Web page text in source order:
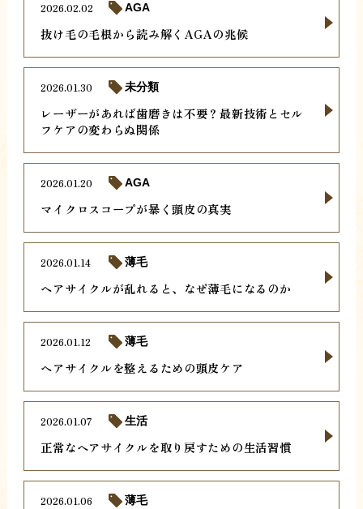
抜け毛の毛根から読み解くAGAの兆候
2026.02.02 AGA
レーザーがあれば歯磨きは不要？最新技術とセル
フケアの変わらぬ関係
2026.01.30 未分類
マイクロスコープが暴く頭皮の真実
2026.01.20 AGA
ヘアサイクルが乱れると、なぜ薄毛になるのか
2026.01.14 薄毛
ヘアサイクルを整えるための頭皮ケア
2026.01.12 薄毛
正常なヘアサイクルを取り戻すための生活習慣
2026.01.07 生活
2026.01.06 薄毛